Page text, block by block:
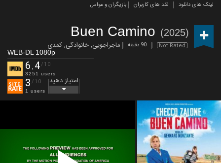
لینک های دانلود نقد های کاربران بازیگران و عوامل
Buen Camino (2025)
Not Rated 90 دقیقه ماجراجویی,خانوادگی,کمدی
WEB-DL 1080p
6.4/10
3251 users
3 /10
1 users
امتیاز دهید